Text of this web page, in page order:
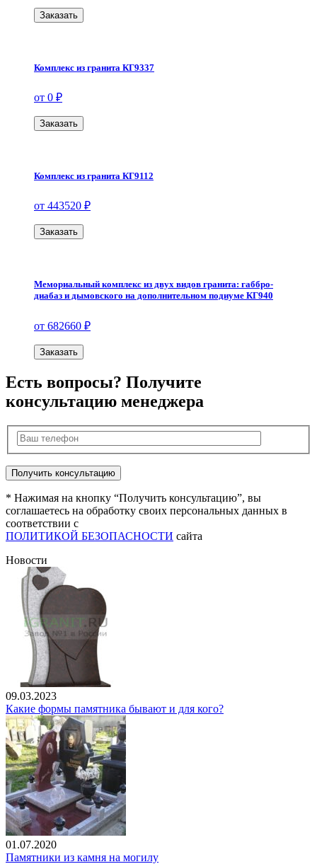
Заказать
Комплекс из гранита КГ9337
от 0 ₽
Заказать
Комплекс из гранита КГ9112
от 443520 ₽
Заказать
Мемориальный комплекс из двух видов гранита: габбро-
диабаз и дымовского на дополнительном подиуме КГ940
от 682660 ₽
Заказать
Есть вопросы? Получите
консультацию менеджера
* Нажимая на кнопку “Получить консультацию”, вы
соглашаетесь на обработку своих персональных данных в
соответствии с
ПОЛИТИКОЙ БЕЗОПАСНОСТИ сайта
Новости
09.03.2023
Какие формы памятника бывают и для кого?
01.07.2020
Памятники из камня на могилу